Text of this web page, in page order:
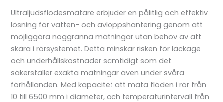
Ultraljudsflödesmätare erbjuder en pålitlig och effektiv
lösning för vatten- och avloppshantering genom att
möjliggöra noggranna mätningar utan behov av att
skära i rörsystemet. Detta minskar risken för läckage
och underhållskostnader samtidigt som det
säkerställer exakta mätningar även under svåra
förhållanden. Med kapacitet att mäta flöden i rör från
10 till 6500 mm i diameter, och temperaturintervall från